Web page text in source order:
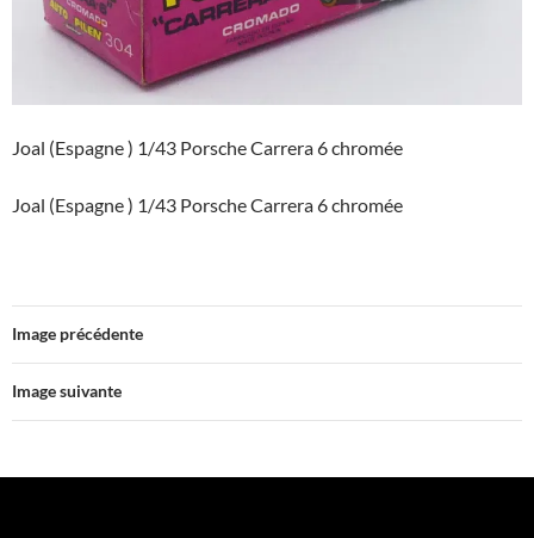
Joal (Espagne ) 1/43 Porsche Carrera 6 chromée
Joal (Espagne ) 1/43 Porsche Carrera 6 chromée
Image précédente
Image suivante